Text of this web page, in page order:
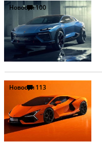
Новости100
Новости113